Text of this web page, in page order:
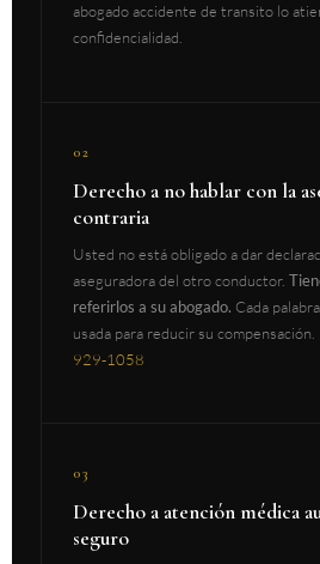
abogado accidente de transito lo
confidencialidad.
02
Derecho a no hablar con la
contraria
Usted no está obligado a dar
aseguradora del otro conductor.
referirlos a su abogado. Cada
usada para reducir su
929-1058
03
Derecho a atención médica
seguro